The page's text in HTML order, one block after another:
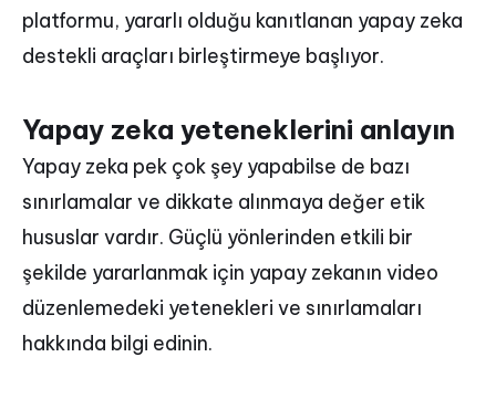
platformu, yararlı olduğu kanıtlanan yapay zeka
destekli araçları birleştirmeye başlıyor.
Yapay zeka yeteneklerini anlayın
Yapay zeka pek çok şey yapabilse de bazı
sınırlamalar ve dikkate alınmaya değer etik
hususlar vardır. Güçlü yönlerinden etkili bir
şekilde yararlanmak için yapay zekanın video
düzenlemedeki yetenekleri ve sınırlamaları
hakkında bilgi edinin.